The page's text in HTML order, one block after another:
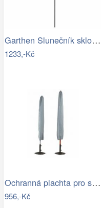
Garthen Slunečník sklopný s kličkou,…
1233,-Kč
Ochranná plachta pro slunečníky - GD
956,-Kč